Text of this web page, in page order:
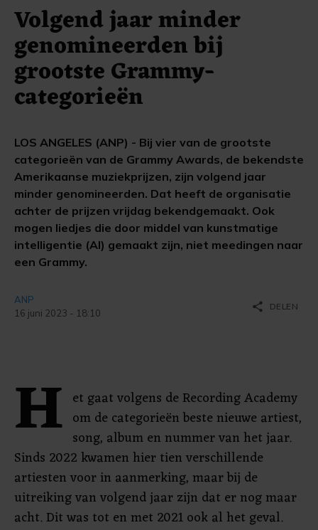
Volgend jaar minder
genomineerden bij
grootste Grammy-
categorieën
LOS ANGELES (ANP) - Bij vier van de grootste
categorieën van de Grammy Awards, de bekendste
Amerikaanse muziekprijzen, zijn volgend jaar
minder genomineerden. Dat heeft de organisatie
achter de prijzen vrijdag bekendgemaakt. Ook
mogen liedjes die door middel van kunstmatige
intelligentie (AI) gemaakt zijn, niet meedingen naar
een Grammy.
ANP
16 juni 2023 - 18:10
share DELEN
H et gaat volgens de Recording Academy
om de categorieën beste nieuwe artiest,
song, album en nummer van het jaar.
Sinds 2022 kwamen hier tien verschillende
artiesten voor in aanmerking, maar bij de
uitreiking van volgend jaar zijn dat er nog maar
acht. Dit was tot en met 2021 ook al het geval.